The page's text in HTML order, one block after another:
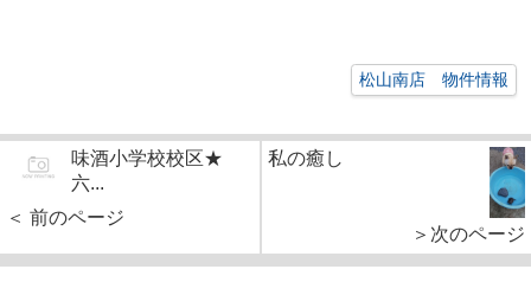
松山南店 物件情報
味酒小学校校区★
六...
＜ 前のページ
私の癒し
＞次のページ